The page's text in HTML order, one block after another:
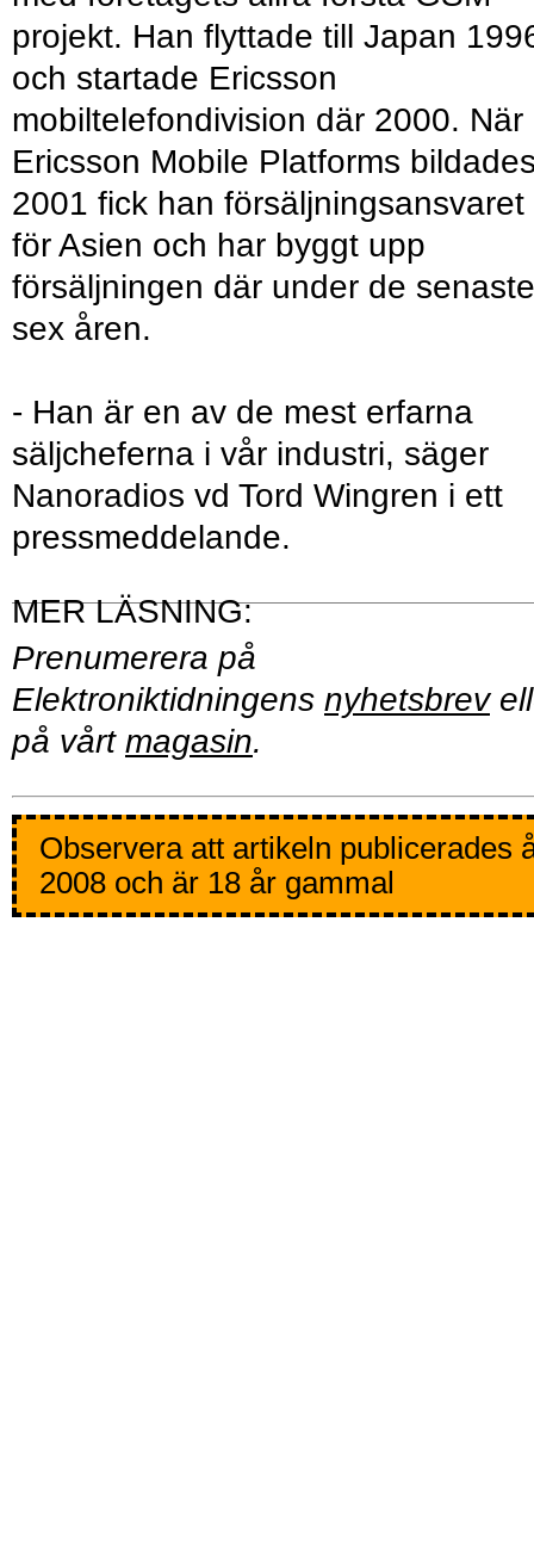
projekt. Han flyttade till Japan
och startade Ericsson
mobiltelefondivision där 2000. När
Ericsson Mobile Platforms
2001 fick han försäljningsansvaret
för Asien och har byggt upp
försäljningen där under de senaste
sex åren.
- Han är en av de mest erfarna
säljcheferna i vår industri, säger
Nanoradios vd Tord Wingren i ett
pressmeddelande.
Prenumerera på
Elektroniktidningens nyhetsbrev
på vårt magasin.
Observera att artikeln publicerades
2008 och är 18 år gammal